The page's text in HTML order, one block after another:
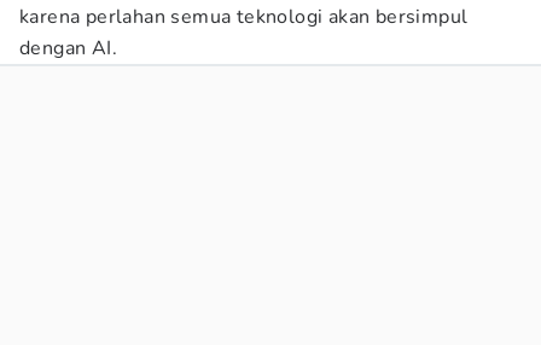
karena perlahan semua teknologi akan bersimpul
dengan AI.